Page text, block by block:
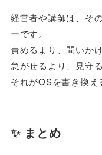
経営者や講師は、そ
ーです。
責めるより、問いかけ
急がせるより、見守る
それがOSを書き換え
✨ まとめ